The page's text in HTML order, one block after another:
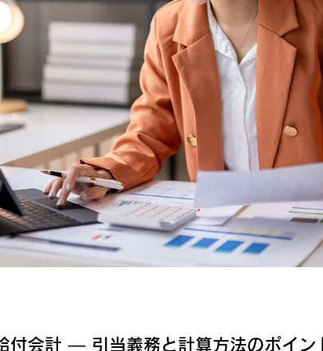
付会計 ― 引当義務と計算方法のポイン